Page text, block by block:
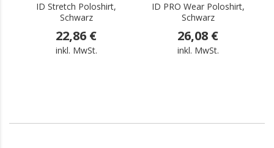
ID Stretch Poloshirt,
Schwarz
22,86 €
inkl. MwSt.
ID PRO Wear Poloshirt,
Schwarz
26,08 €
inkl. MwSt.